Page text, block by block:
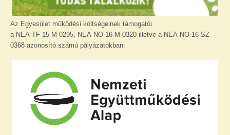
Az Egyesület működési költségeinek támogatói
a NEA-TF-15-M-0295, NEA-NO-16-M-0320 illetve a NEA-NO-16-SZ-
0368 azonosító számú pályázatokban: